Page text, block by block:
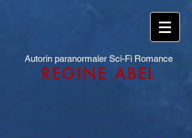
Autorin paranormaler Sci-Fi Romance
REGINE ABEL